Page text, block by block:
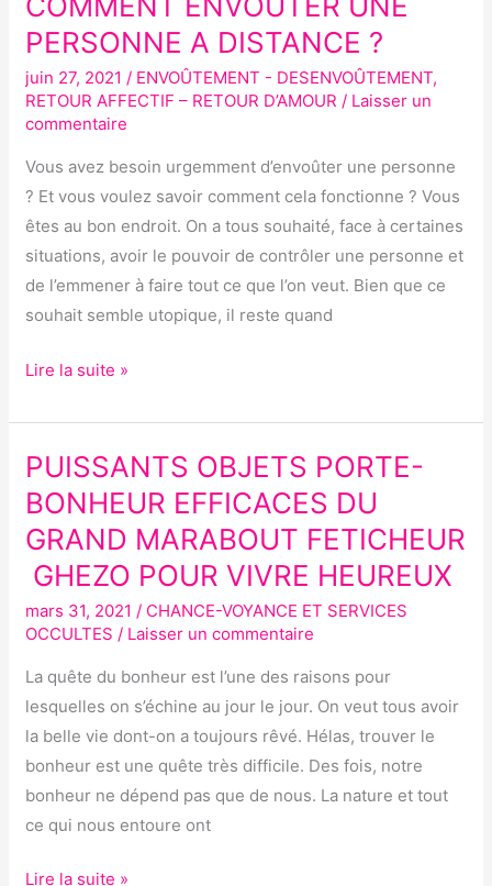
PERSONNE A DISTANCE ?
juin 27, 2021/ ENVOÛTEMENT - DESENVOÛTEMENT,
RETOUR AFFECTIF – RETOUR D’AMOUR / Laisser un
commentaire
Vous avez besoin urgemment d’envoûter une personne
? Et vous voulez savoir comment cela fonctionne ? Vous
êtes au bon endroit. On a tous souhaité, face à certaines
situations, avoir le pouvoir de contrôler une personne et
de l’emmener à faire tout ce que l’on veut. Bien que ce
souhait semble utopique, il reste quand
ENVOUTER
PERSONNE
A
?
Lire la suite »
PUISSANTS OBJETS PORTE-
BONHEUR EFFICACES DU
GRAND MARABOUT FETICHEUR
GHEZO POUR VIVRE HEUREUX
mars 31, 2021/ CHANCE-VOYANCE ET SERVICES
OCCULTES / Laisser un commentaire
La quête du bonheur est l’une des raisons pour
lesquelles on s’échine au jour le jour. On veut tous avoir
la belle vie dont-on a toujours rêvé. Hélas, trouver le
bonheur est une quête très difficile. Des fois, notre
bonheur ne dépend pas que de nous. La nature et tout
ce qui nous entoure ont
PUISSANTS
OBJETS
PORTE-
BONHEUR
EFFICACES
DU
GRAND
MARABOUT
FETICHEUR
GHEZO
POUR
VIVRE
HEUREUX
Lire la suite »